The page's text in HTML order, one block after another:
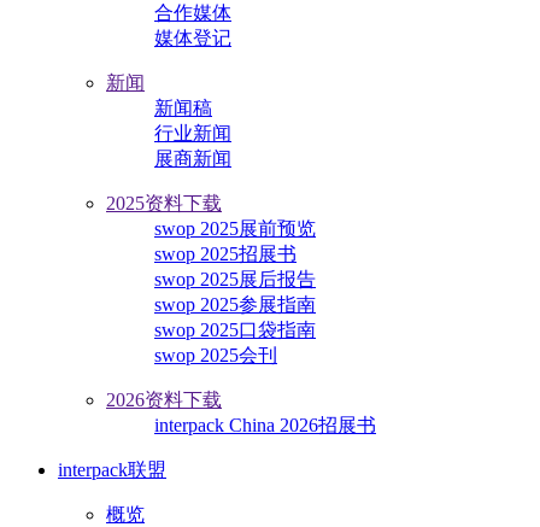
合作媒体
媒体登记
新闻
新闻稿
行业新闻
展商新闻
2025资料下载
swop 2025展前预览
swop 2025招展书
swop 2025展后报告
swop 2025参展指南
swop 2025口袋指南
swop 2025会刊
2026资料下载
interpack China 2026招展书
interpack联盟
概览